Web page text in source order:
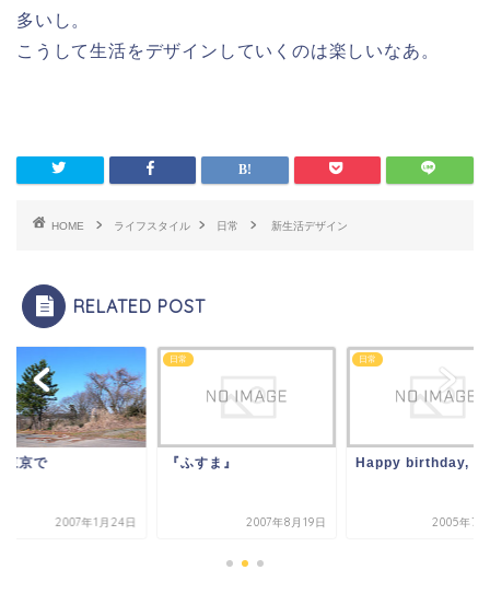
多いし。
こうして生活をデザインしていくのは楽しいなあ。
HOME ライフスタイル 日常 新生活デザイン
RELATED POST
東京で
2007年1月24日
日常
『ふすま』
2007年8月19日
日常
Happy birthday,
2005年7